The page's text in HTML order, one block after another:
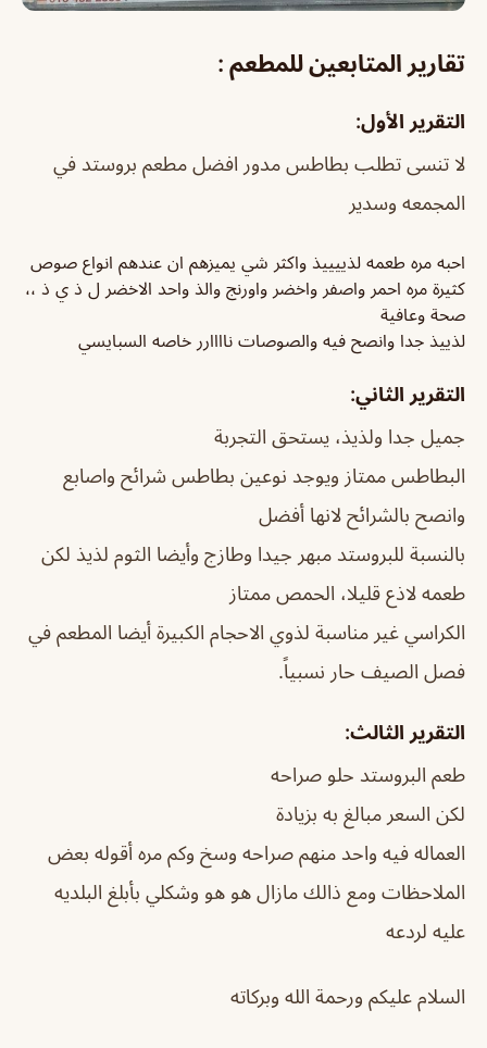
تقارير المتابعين للمطعم :
التقرير الأول:
لا تنسى تطلب بطاطس مدور افضل مطعم بروستد في
المجمعه وسدير
احبه مره طعمه لذييييذ واكثر شي يميزهم ان عندهم انواع صوص
كثيرة مره احمر واصفر واخضر واورنج والذ واحد الاخضر ل ذ ي ذ ،،
صحة وعافية
لذييذ جدا وانصح فيه والصوصات ناااارر خاصه السبايسي
التقرير الثاني:
جميل جدا ولذيذ، يستحق التجربة
البطاطس ممتاز ويوجد نوعين بطاطس شرائح واصابع
وانصح بالشرائح لانها أفضل
بالنسبة للبروستد مبهر جيدا وطازج وأيضا الثوم لذيذ لكن
طعمه لاذع قليلا، الحمص ممتاز
الكراسي غير مناسبة لذوي الاحجام الكبيرة أيضا المطعم في
فصل الصيف حار نسبياً.
التقرير الثالث:
طعم البروستد حلو صراحه
لكن السعر مبالغ به بزيادة
العماله فيه واحد منهم صراحه وسخ وكم مره أقوله بعض
الملاحظات ومع ذالك مازال هو هو وشكلي بأبلغ البلديه
عليه لردعه
السلام عليكم ورحمة الله وبركاته